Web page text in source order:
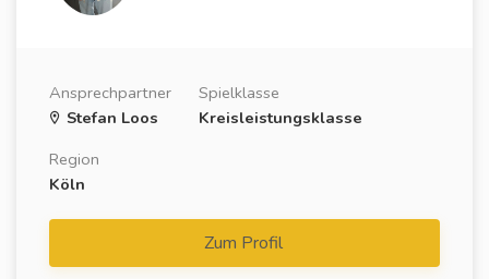
Ansprechpartner
Stefan Loos
Spielklasse
Kreisleistungsklasse
Region
Köln
Zum Profil